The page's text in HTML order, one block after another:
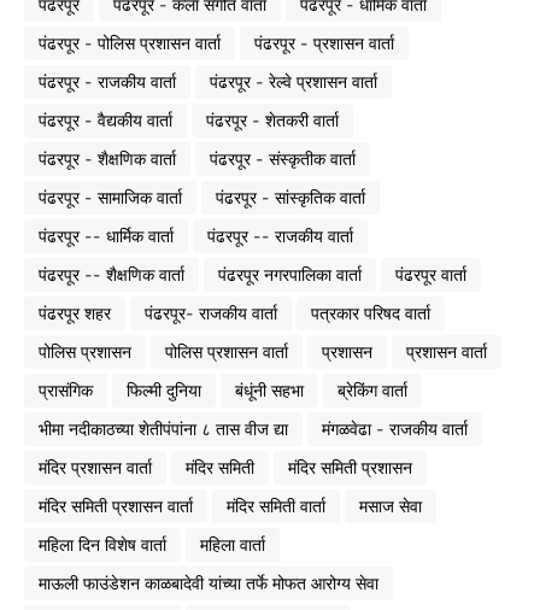
पंढरपूर
पंढरपूर - कला संगीत वार्ता
पंढरपूर - धार्मिक वार्ता
पंढरपूर - पोलिस प्रशासन वार्ता
पंढरपूर - प्रशासन वार्ता
पंढरपूर - राजकीय वार्ता
पंढरपूर - रेल्वे प्रशासन वार्ता
पंढरपूर - वैद्यकीय वार्ता
पंढरपूर - शेतकरी वार्ता
पंढरपूर - शैक्षणिक वार्ता
पंढरपूर - संस्कृतीक वार्ता
पंढरपूर - सामाजिक वार्ता
पंढरपूर - सांस्कृतिक वार्ता
पंढरपूर -- धार्मिक वार्ता
पंढरपूर -- राजकीय वार्ता
पंढरपूर -- शैक्षणिक वार्ता
पंढरपूर नगरपालिका वार्ता
पंढरपूर वार्ता
पंढरपूर शहर
पंढरपूर- राजकीय वार्ता
पत्रकार परिषद वार्ता
पोलिस प्रशासन
पोलिस प्रशासन वार्ता प्रशासन
प्रशासन वार्ता
प्रासंगिक
फिल्मी दुनिया बंधूंनी सहभा
ब्रेकिंग वार्ता
भीमा नदीकाठच्या शेतीपंपांना ८ तास वीज द्या
मंगळवेढा - राजकीय वार्ता
मंदिर प्रशासन वार्ता
मंदिर समिती
मंदिर समिती प्रशासन
मंदिर समिती प्रशासन वार्ता
मंदिर समिती वार्ता
मसाज सेवा
महिला दिन विशेष वार्ता
महिला वार्ता
माऊली फाउंडेशन काळबादेवी यांच्या तर्फे मोफत आरोग्य सेवा